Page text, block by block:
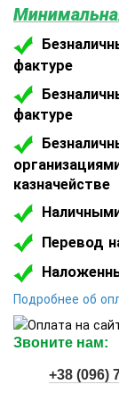
фактуре
фактуре
казначействе
Перевод
Подробнее об
Звоните нам:
+38 (096)